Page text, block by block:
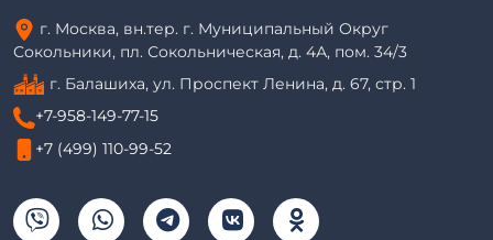
г. Москва, вн.тер. г. Муниципальный Округ
Сокольники, пл. Сокольническая, д. 4А, пом. 34/3
г. Балашиха, ул. Проспект Ленина, д. 67, стр. 1
+7-958-149-77-15
+7 (499) 110-99-52